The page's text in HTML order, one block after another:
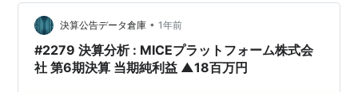
近ずっと考えていた「華の会メール アフィリ…
決算公告データ倉庫 • 1年前
#2279 決算分析 : MICEプラットフォーム株式会
社 第6期決算 当期純利益 ▲18百万円